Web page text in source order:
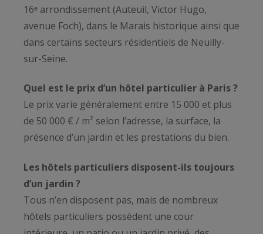
16ᵉ arrondissement (Auteuil, Victor Hugo,
avenue Foch), dans le Marais historique ainsi que
dans certains secteurs résidentiels de Neuilly-
sur-Seine.
Quel est le prix d’un hôtel particulier à Paris ?
Le prix varie généralement entre 15 000 et plus
de 50 000 € / m² selon l’adresse, la surface, la
présence d’un jardin et les prestations du bien.
Les hôtels particuliers disposent-ils toujours
d’un jardin ?
Tous n’en disposent pas, mais de nombreux
hôtels particuliers possèdent une cour